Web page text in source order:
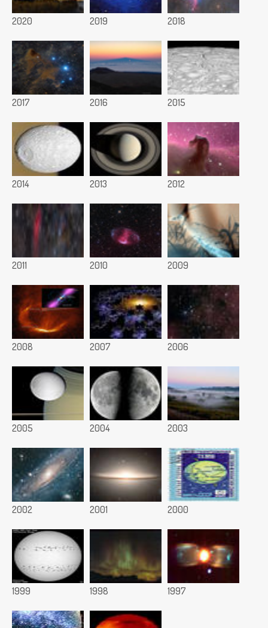
2020 2019 2018
2017 2016 2015
2014 2013 2012
2011 2010 2009
2008 2007 2006
2005 2004 2003
2002 2001 2000
1999 1998 1997